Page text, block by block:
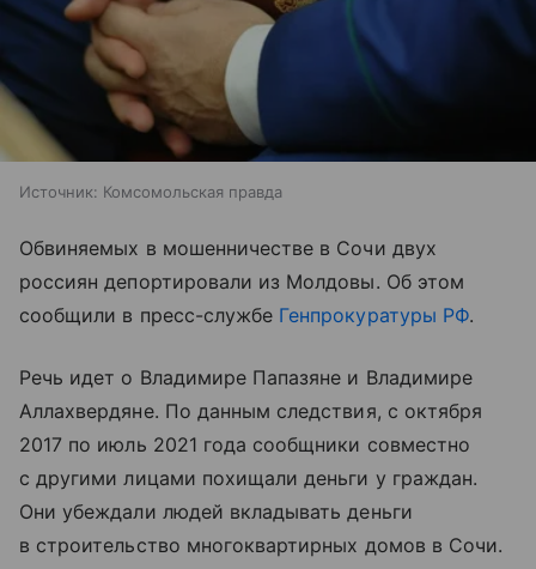
Источник: Комсомольская правда
Обвиняемых в мошенничестве в Сочи двух
россиян депортировали из Молдовы. Об этом
сообщили в пресс-службе Генпрокуратуры РФ.
Речь идет о Владимире Папазяне и Владимире
Аллахвердяне. По данным следствия, с октября
2017 по июль 2021 года сообщники совместно
с другими лицами похищали деньги у граждан.
Они убеждали людей вкладывать деньги
в строительство многоквартирных домов в Сочи.